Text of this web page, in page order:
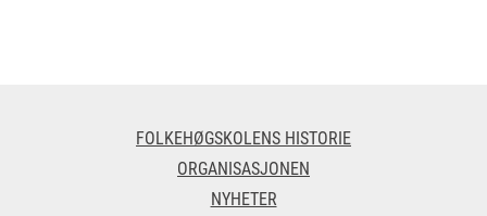
FOLKEHØGSKOLENS HISTORIE
ORGANISASJONEN
NYHETER